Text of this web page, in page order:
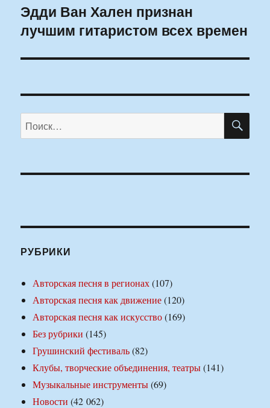
Следующая
запись:
Эдди Ван Хален признан
лучшим гитаристом всех времен
Искать:
РУБРИКИ
Авторская песня в регионах(107)
Авторская песня как движение(120)
Авторская песня как искусство(169)
Без рубрики (145)
Грушинский фестиваль(82)
Клубы, творческие объединения, театры(141)
Музыкальные инструменты(69)
Новости (42 062)